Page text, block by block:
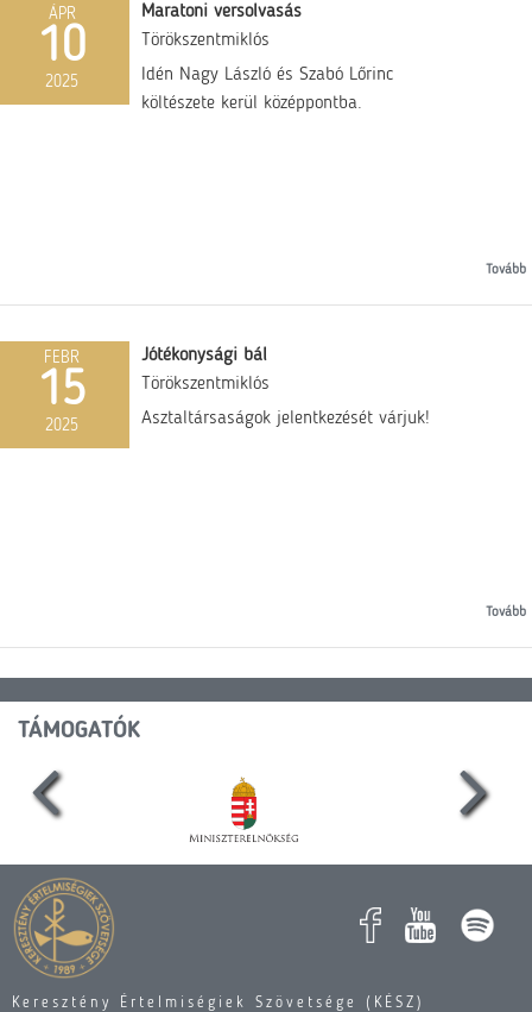
ÁPR
10
2025
Maratoni versolvasás
Törökszentmiklós
Idén Nagy László és Szabó Lőrinc
költészete kerül középpontba.
Tovább
FEBR
15
2025
Jótékonysági bál
Törökszentmiklós
Asztaltársaságok jelentkezését várjuk!
Tovább
TÁMOGATÓK
Keresztény Értelmiségiek Szövetsége (KÉSZ)